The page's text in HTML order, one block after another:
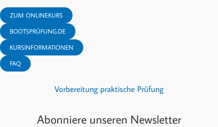
ZUM ONLINEKURS
BOOTSPRÜFUNG.DE
KURSINFORMATIONEN
FAQ
Vorbereitung praktische Prüfung
Abonniere unseren Newsletter